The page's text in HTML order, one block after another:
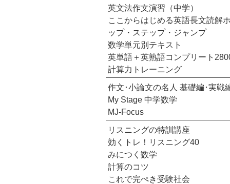
英文法作文演習（中学）
ここからはじめる英語長文読解
ップ・ステップ・ジャンプ
数学単元別テキスト
英単語＋英熟語コンプリート
計算力トレーニング
作文･小論文の名人 基礎編･実戦
My Stage 中学数学
MJ-Focus
リスニングの特訓講座
効くトレ！リスニング40
みにつく数学
計算のコツ
これで完ぺき受験社会